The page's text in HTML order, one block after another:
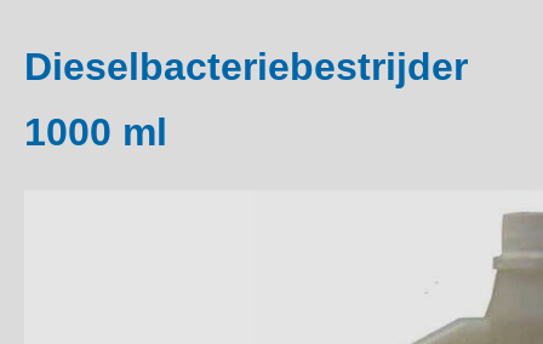
Dieselbacteriebestrijder
1000 ml